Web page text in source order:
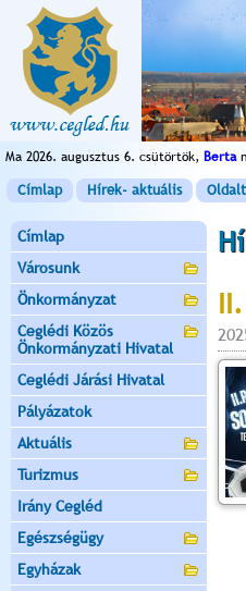
Ma 2026. augusztus 6. csütörtök, Berta
Címlap Hírek- aktuális
Címlap
Városunk
Önkormányzat
Ceglédi Közös
Önkormányzati Hivatal
Ceglédi Járási Hivatal
Pályázatok
Aktuális
Turizmus
Irány Cegléd
Egészségügy
Egyházak